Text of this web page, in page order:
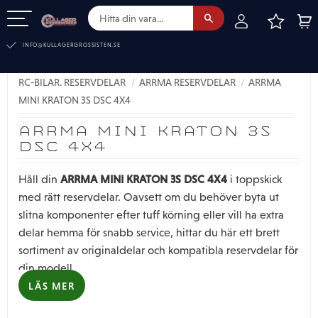
INFO@KULLAGERGROSSISTEN.SE
ARRMA MINI KRATON 3S
DSC 4X4
RC-BILAR. RESERVDELAR ARRMA RESERVDELAR
ARRMA
MINI KRATON 3S DSC 4X4
Håll din ARRMA MINI KRATON 3S DSC 4X4 i toppskick
med rätt reservdelar. Oavsett om du behöver byta ut
slitna komponenter efter tuff körning eller vill ha extra
delar hemma för snabb service, hittar du här ett brett
sortiment av originaldelar och kompatibla reservdelar för
din modell.
I kategorin finns bland annat drivaxlar, stötdämpare,
LÄS MER